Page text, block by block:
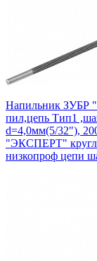
Напильник ЗУБР
пил,цепь Тип1
d=4,0мм(5/32"),
"ЭКСПЕРТ"
низкопроф цепи